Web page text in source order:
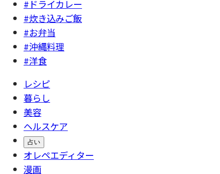
#ドライカレー
#炊き込みご飯
#お弁当
#沖縄料理
#洋食
レシピ
暮らし
美容
ヘルスケア
占い
オレペエディター
漫画